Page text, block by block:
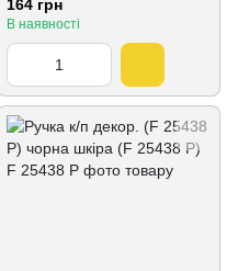
164 грн
В наявності